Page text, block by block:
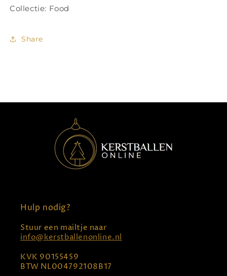
Collectie: Food
Share
Hulp nodig?
Stuur een mailtje naar
info@kerstballenonline.nl
KVK 90155459
BTW NL004792108B17